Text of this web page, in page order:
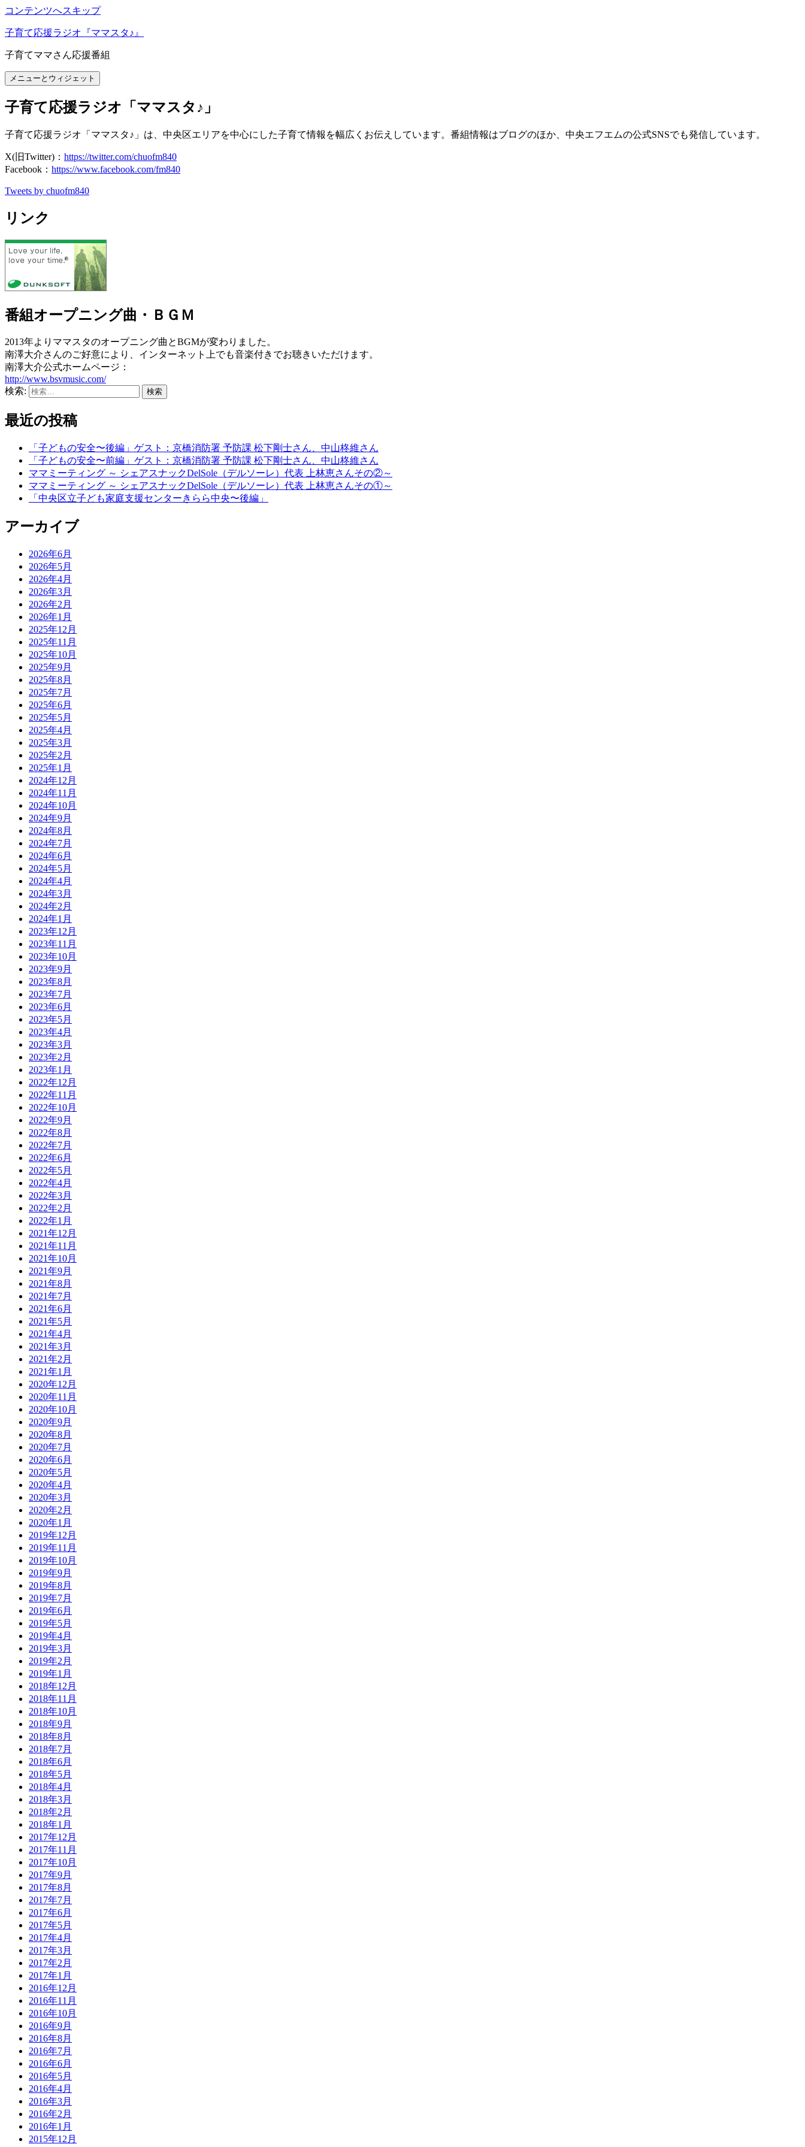
コンテンツへスキップ
子育て応援ラジオ『ママスタ♪』
子育てママさん応援番組
メニューとウィジェット
子育て応援ラジオ「ママスタ♪」
子育て応援ラジオ「ママスタ♪」は、中央区エリアを中心にした子育て情報を幅広くお伝えしています。番組情報はブログのほか、中央エフエムの公式SNSでも発信しています。
X(旧Twitter)： https://twitter.com/chuofm840
Facebook： https://www.facebook.com/fm840
Tweets by chuofm840
リンク
番組オープニング曲・ＢＧＭ
2013年よりママスタのオープニング曲とBGMが変わりました。
南澤大介さんのご好意により、インターネット上でも音楽付きでお聴きいただけます。
南澤大介公式ホームページ：
http://www.bsvmusic.com/
検索:
最近の投稿
「子どもの安全〜後編」ゲスト：京橋消防署 予防課 松下剛士さん、中山柊維さん
「子どもの安全〜前編」ゲスト：京橋消防署 予防課 松下剛士さん、中山柊維さん
ママミーティング ～ シェアスナックDelSole（デルソーレ）代表 上林恵さんその②～
ママミーティング ～ シェアスナックDelSole（デルソーレ）代表 上林恵さんその①～
「中央区立子ども家庭支援センターきらら中央〜後編」
アーカイブ
2026年6月
2026年5月
2026年4月
2026年3月
2026年2月
2026年1月
2025年12月
2025年11月
2025年10月
2025年9月
2025年8月
2025年7月
2025年6月
2025年5月
2025年4月
2025年3月
2025年2月
2025年1月
2024年12月
2024年11月
2024年10月
2024年9月
2024年8月
2024年7月
2024年6月
2024年5月
2024年4月
2024年3月
2024年2月
2024年1月
2023年12月
2023年11月
2023年10月
2023年9月
2023年8月
2023年7月
2023年6月
2023年5月
2023年4月
2023年3月
2023年2月
2023年1月
2022年12月
2022年11月
2022年10月
2022年9月
2022年8月
2022年7月
2022年6月
2022年5月
2022年4月
2022年3月
2022年2月
2022年1月
2021年12月
2021年11月
2021年10月
2021年9月
2021年8月
2021年7月
2021年6月
2021年5月
2021年4月
2021年3月
2021年2月
2021年1月
2020年12月
2020年11月
2020年10月
2020年9月
2020年8月
2020年7月
2020年6月
2020年5月
2020年4月
2020年3月
2020年2月
2020年1月
2019年12月
2019年11月
2019年10月
2019年9月
2019年8月
2019年7月
2019年6月
2019年5月
2019年4月
2019年3月
2019年2月
2019年1月
2018年12月
2018年11月
2018年10月
2018年9月
2018年8月
2018年7月
2018年6月
2018年5月
2018年4月
2018年3月
2018年2月
2018年1月
2017年12月
2017年11月
2017年10月
2017年9月
2017年8月
2017年7月
2017年6月
2017年5月
2017年4月
2017年3月
2017年2月
2017年1月
2016年12月
2016年11月
2016年10月
2016年9月
2016年8月
2016年7月
2016年6月
2016年5月
2016年4月
2016年3月
2016年2月
2016年1月
2015年12月